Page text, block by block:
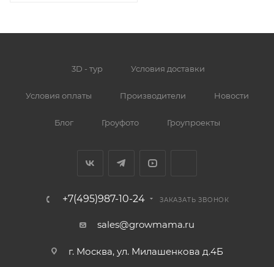
3D - тур Условия доставки
Условия оплаты Производители Новости
Блог Гроуфото Гроупроекты
+7(495)987-10-24 ЗАКАЗАТЬ ЗВОНОК
sales@growmama.ru
г. Москва, ул. Милашенкова д.4Б